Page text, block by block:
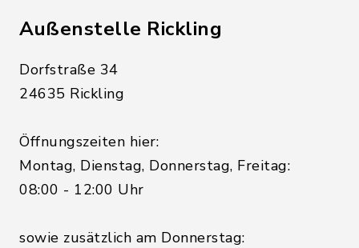
Außenstelle Rickling
Dorfstraße 34
24635 Rickling
Öffnungszeiten hier:
Montag, Dienstag, Donnerstag, Freitag:
08:00 - 12:00 Uhr
sowie zusätzlich am Donnerstag: